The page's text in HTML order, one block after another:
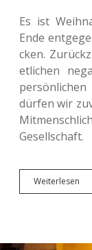
Es ist
Ende
cken.
etli­chen
dürfen wir
Gesellschaft.
Wei­ter­le­sen
für